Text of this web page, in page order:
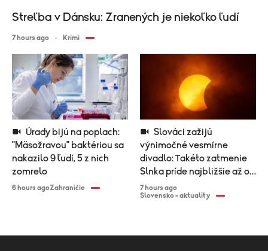
"Mäsožravou" baktériou sa
nakazilo 9 ľudí, 5 z nich
zomrelo
6 hours agoZahraničie
výnimočné vesmírne
divadlo: Takéto zatmenie
Slnka príde najbližšie až o
desiatky rokov
7 hours ago
Slovensko - aktuality
Streľba v Dánsku: Zranených je niekoľko ľudí
7 hours ago Krimi